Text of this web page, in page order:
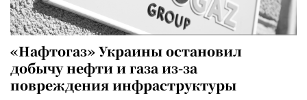
«Нафтогаз» Украины остановил
добычу нефти и газа из-за
повреждения инфраструктуры